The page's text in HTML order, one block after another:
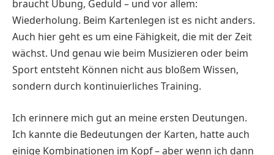
braucht Übung, Geduld – und vor allem:
Wiederholung. Beim Kartenlegen ist es nicht anders.
Auch hier geht es um eine Fähigkeit, die mit der Zeit
wächst. Und genau wie beim Musizieren oder beim
Sport entsteht Können nicht aus bloßem Wissen,
sondern durch kontinuierliches Training.
Ich erinnere mich gut an meine ersten Deutungen.
Ich kannte die Bedeutungen der Karten, hatte auch
einige Kombinationen im Kopf – aber wenn ich dann